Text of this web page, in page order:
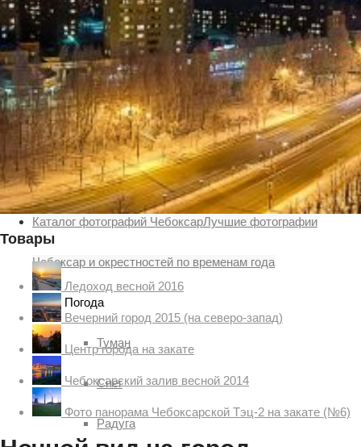
О нас
Авторы
Как купить или заказать фотографию?
Фото чебоксар
Фото Чебоксар, Новочебоксарска и окрестностей
Каталог фотографий ЧебоксарЛучшие фотографии
Чебоксар и окрестностей по временам года
Погода
Туман
Снег
Радуга
Товары
Ледоход весной 2016
Вечерний город 2015 (на северо-запад)
Центр города на закате
Чебоксарский залив весной 2014
Фото панорама Чебоксарской Тэц-2 на закате (№6)